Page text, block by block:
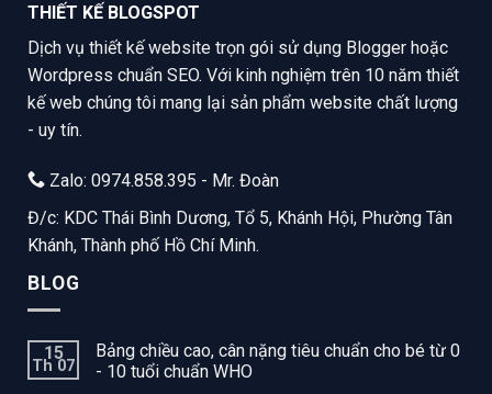
THIẾT KẾ BLOGSPOT
Dịch vụ thiết kế website trọn gói sử dụng Blogger hoặc
Wordpress chuẩn SEO. Với kinh nghiệm trên 10 năm thiết
kế web chúng tôi mang lại sản phẩm website chất lượng
- uy tín.
Zalo: 0974.858.395 - Mr. Đoàn
Đ/c: KDC Thái Bình Dương, Tổ 5, Khánh Hội, Phường Tân
Khánh, Thành phố Hồ Chí Minh.
BLOG
15
Th 07
Bảng chiều cao, cân nặng tiêu chuẩn cho bé từ 0
- 10 tuổi chuẩn WHO